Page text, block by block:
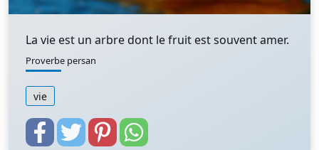
La vie est un arbre dont le fruit est souvent amer.
Proverbe persan
vie